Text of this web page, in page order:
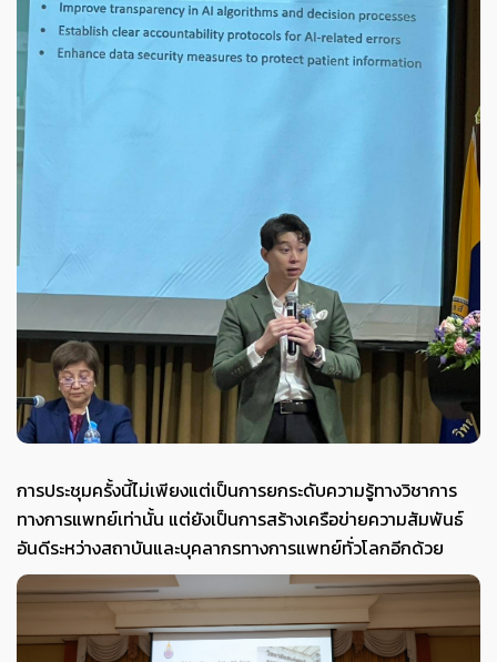
การประชุมครั้งนี้ไม่เพียงแต่เป็นการยกระดับความรู้ทางวิชาการ
ทางการแพทย์เท่านั้น แต่ยังเป็นการสร้างเครือข่ายความสัมพันธ์
อันดีระหว่างสถาบันและบุคลากรทางการแพทย์ทั่วโลกอีกด้วย